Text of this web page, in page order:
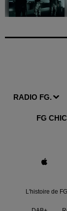
RADIO FG.
FG CHIC
L'histoire de FG